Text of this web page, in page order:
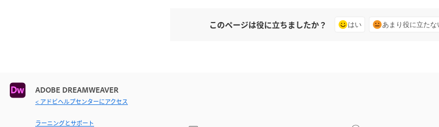
このページは役に立ちましたか？ はい あまり役に立たな
ADOBE DREAMWEAVER
< アドビヘルプセンターにアクセス
ラーニングとサポート